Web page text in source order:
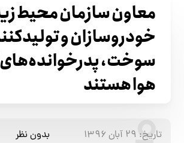
معاون سازمان محیط
خودروسازان و
سوخت، پدرخوانده‌های
هوا هستند
تاریخ: ۲۹ آبان ۱۳۹۶
بدون نظر